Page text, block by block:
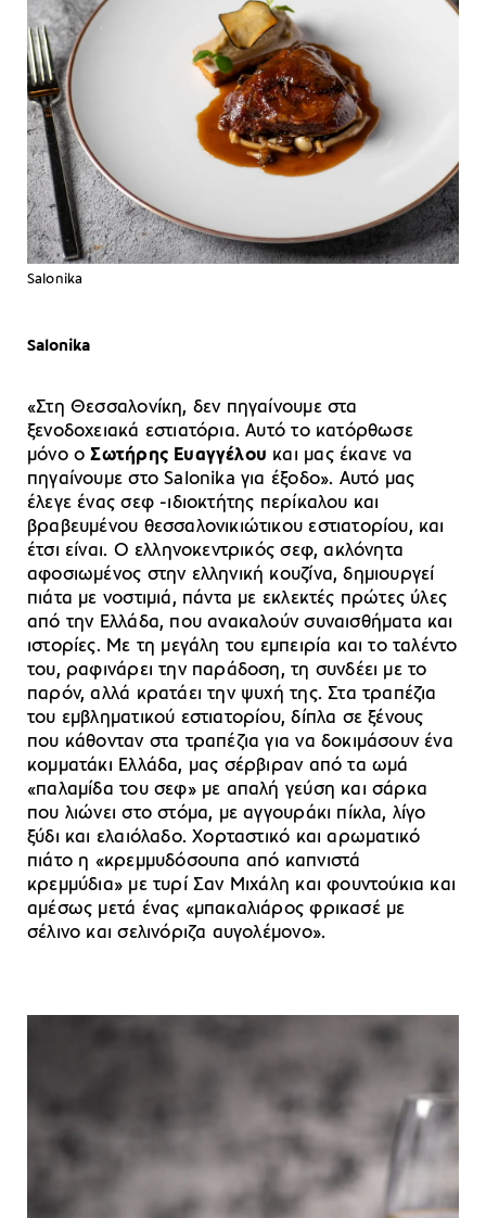
Salonika
Salonika
«Στη Θεσσαλονίκη, δεν πηγαίνουμε στα
ξενοδοχειακά εστιατόρια. Αυτό το κατόρθωσε
μόνο οΣωτήρης Ευαγγέλου και μας έκανε να
πηγαίνουμε στο Salonika για έξοδο». Αυτό μας
έλεγε ένας σεφ -ιδιοκτήτης περίκαλου και
βραβευμένου θεσσαλονικιώτικου εστιατορίου, και
έτσι είναι. Ο ελληνοκεντρικός σεφ, ακλόνητα
αφοσιωμένος στην ελληνική κουζίνα, δημιουργεί
πιάτα με νοστιμιά, πάντα με εκλεκτές πρώτες ύλες
από την Ελλάδα, που ανακαλούν συναισθήματα και
ιστορίες. Με τη μεγάλη του εμπειρία και το ταλέντο
του, ραφινάρει την παράδοση, τη συνδέει με το
παρόν, αλλά κρατάει την ψυχή της. Στα τραπέζια
του εμβληματικού εστιατορίου, δίπλα σε ξένους
που κάθονταν στα τραπέζια για να δοκιμάσουν ένα
κομματάκι Ελλάδα, μας σέρβιραν από τα ωμά
«παλαμίδα του σεφ» με απαλή γεύση και σάρκα
που λιώνει στο στόμα, με αγγουράκι πίκλα, λίγο
ξύδι και ελαιόλαδο. Χορταστικό και αρωματικό
πιάτο η «κρεμμυδόσουπα από καπνιστά
κρεμμύδια» με τυρί Σαν Μιχάλη και φουντούκια και
αμέσως μετά ένας «μπακαλιάρος φρικασέ με
σέλινο και σελινόριζα αυγολέμονο».